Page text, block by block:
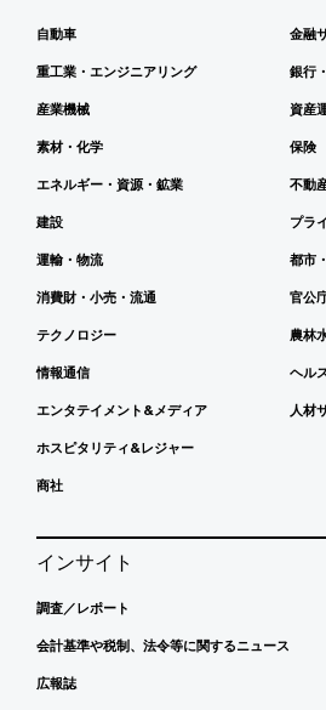
自動車
重工業・エンジニアリング
産業機械
素材・化学
エネルギー・資源・鉱業
建設
運輸・物流
消費財・小売・流通
テクノロジー
情報通信
エンタテイメント&メディア
ホスピタリティ&レジャー
商社
金融
銀行
資産
保険
不動
プラ
都市
官公
農林
ヘル
人材
インサイト
調査／レポート
会計基準や税制、法令等に関するニュース
広報誌